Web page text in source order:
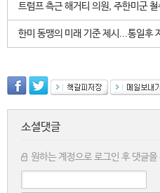
트럼프 측근 해거티 의원, 주한미군
한미 동맹의 미래 기준 제시...통일후
소셜댓글
원하는 계정으로 로그인 후 댓글